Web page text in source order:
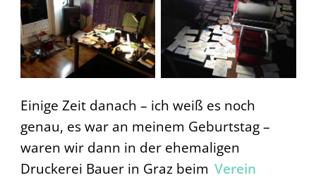
Einige Zeit danach – ich weiß es noch
genau, es war an meinem Geburtstag –
waren wir dann in der ehemaligen
Druckerei Bauer in Graz beim Verein